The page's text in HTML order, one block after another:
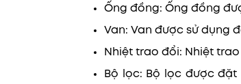
Ống đồng: Ống đồng
Van: Van được sử dụng
Nhiệt trao đổi: Nhiệt
Bộ lọc: Bộ lọc được